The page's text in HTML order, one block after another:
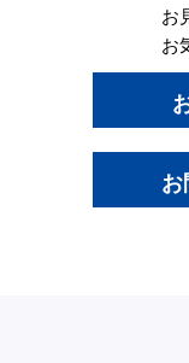
お
お
お